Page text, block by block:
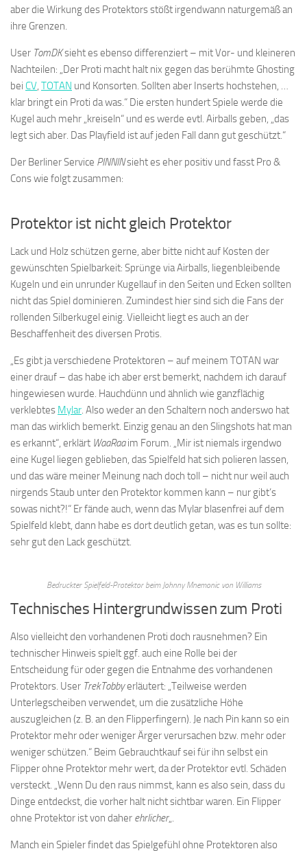
aber die Wirkung des Protektors stößt irgendwann naturgemäß an
ihre Grenzen.
User TomDKsieht es ebenso differenziert – mit Vor- und kleineren
Nachteilen: „Der Proti macht halt nix gegen das berühmte Ghosting
bei CV, TOTAN und Konsorten. Sollten aber Inserts hochstehen, …
klar bringt ein Proti da was.“ Die ersten hundert Spiele werde die
Kugel auch mehr „kreiseln“ und es werde evtl. Airballs geben, „das
legt sich aber. Das Playfield ist auf jeden Fall dann gut geschützt.“
Der Berliner Service PINNINsieht es eher positiv und fasst Pro &
Cons wie folgt zusammen:
Protektor ist nicht gleich Protektor
Lack und Holz schützen gerne, aber bitte nicht auf Kosten der
gewünschten Spielbarkeit: Sprünge via Airballs, liegenbleibende
Kugeln und ein unrunder Kugellauf in den Seiten und Ecken sollten
nicht das Spiel dominieren. Zumindest hier sind sich die Fans der
rollenden Silberkugel einig. Vielleicht liegt es auch an der
Beschaffenheit des diversen Protis.
„Es gibt ja verschiedene Protektoren – auf meinem TOTAN war
einer drauf – das habe ich aber erst bemerkt, nachdem ich darauf
hingewiesen wurde. Hauchdünn und ähnlich wie ganzflächig
verklebtes Mylar. Also weder an den Schaltern noch anderswo hat
man das wirklich bemerkt. Einzig genau an den Slingshots hat man
es erkannt“, erklärt WaaRaaim Forum. „Mir ist niemals irgendwo
eine Kugel liegen geblieben, das Spielfeld hat sich polieren lassen,
und das wäre meiner Meinung nach doch toll – nicht nur weil auch
nirgends Staub unter den Protektor kommen kann – nur gibt’s
sowas nicht?!“ Er fände auch, wenn das Mylar blasenfrei auf dem
Spielfeld klebt, dann habe es dort deutlich getan, was es tun sollte:
sehr gut den Lack geschützt.
Bedruckter Spielfeld-Protektor beim Johnny Mnemonic von Williams
Technisches Hintergrundwissen zum Proti
Also vielleicht den vorhandenen Proti doch rausnehmen? Ein
technischer Hinweis spielt ggf. auch eine Rolle bei der
Entscheidung für oder gegen die Entnahme des vorhandenen
Protektors. User TrekTobbyerläutert: „Teilweise werden
Unterlegscheiben verwendet, um die zusätzliche Höhe
auszugleichen (z. B. an den Flipperfingern). Je nach Pin kann so ein
Protektor mehr oder weniger Ärger verursachen bzw. mehr oder
weniger schützen.“ Beim Gebrauchtkauf sei für ihn selbst ein
Flipper ohne Protektor mehr wert, da der Protektor evtl. Schäden
versteckt. „Wenn Du den raus nimmst, kann es also sein, dass du
Dinge entdeckst, die vorher halt nicht sichtbar waren. Ein Flipper
ohne Protektor ist von daher ehrlicher„.
Manch ein Spieler findet das Spielgefühl ohne Protektoren also